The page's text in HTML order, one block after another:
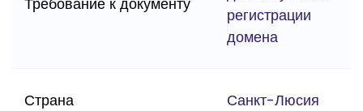
регистрации
домена
Страна Санкт-Люсия